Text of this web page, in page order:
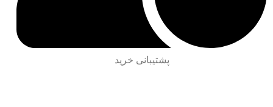
پشتیبانی خرید